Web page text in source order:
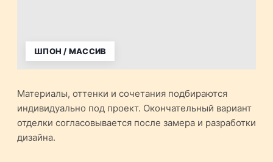
ШПОН / МАССИВ
Материалы, оттенки и сочетания подбираются
индивидуально под проект. Окончательный вариант
отделки согласовывается после замера и разработки
дизайна.